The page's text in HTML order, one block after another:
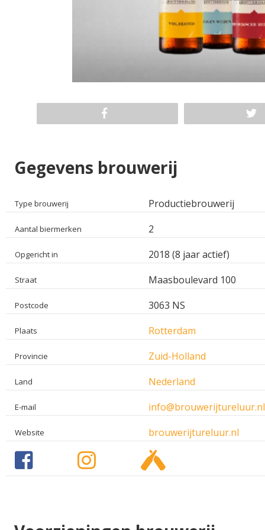
Gegevens brouwerij
Type brouwerij Productiebrouwerij
Aantal biermerken 2
Opgericht in 2018 (8 jaar actief)
Straat Maasboulevard 100
Postcode 3063 NS
Plaats Rotterdam
Provincie Zuid-Holland
Land Nederland
E-mail info@brouwerijtureluur.nl
Website brouwerijtureluur.nl